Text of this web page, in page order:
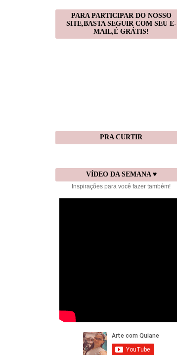
PARA PARTICIPAR DO NOSSO
SITE,BASTA SEGUIR COM SEU E-
MAIL,É GRÁTIS!
PRA CURTIR
VÍDEO DA SEMANA ♥
Inspirações para você fazer também!